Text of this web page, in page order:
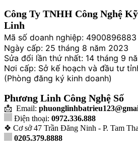
Công Ty TNHH Công Nghệ
Linh
Mã số doanh nghiệp: 4900896883
Ngày cấp: 25 tháng 8 năm 2023
Sửa đổi lần thứ nhất: 14 tháng 9
Nơi cấp: Sở kế hoạch và đầu tư
(Phòng đăng ký kinh doanh)
Phương Linh Công Nghệ Số
📩 Email:
Điện thoại: 0972.336.888
❖ Cơ sở 47 Trần Đăng Ninh - P. Tam
0205.379.8888